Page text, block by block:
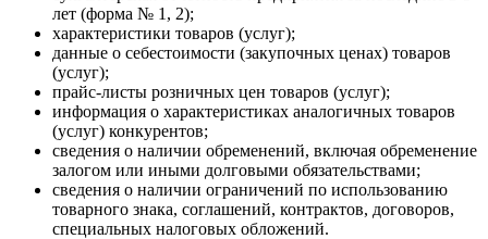
лет (форма № 1, 2);
характеристики товаров (услуг);
данные о себестоимости (закупочных ценах) товаров
(услуг);
прайс-листы розничных цен товаров (услуг);
информация о характеристиках аналогичных товаров
(услуг) конкурентов;
сведения о наличии обременений, включая обременение
залогом или иными долговыми обязательствами;
сведения о наличии ограничений по использованию
товарного знака, соглашений, контрактов, договоров,
специальных налоговых обложений.